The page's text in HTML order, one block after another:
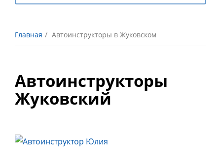
Главная Автоинструкторы в Жуковском
Автоинструкторы
Жуковский